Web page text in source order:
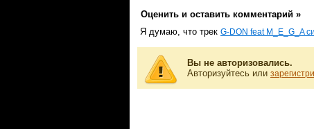
Оценить и оставить комментарий »
Я думаю, что трек G-DON feat M_E_G_A
Вы не авторизовались.
Авторизуйтесь или